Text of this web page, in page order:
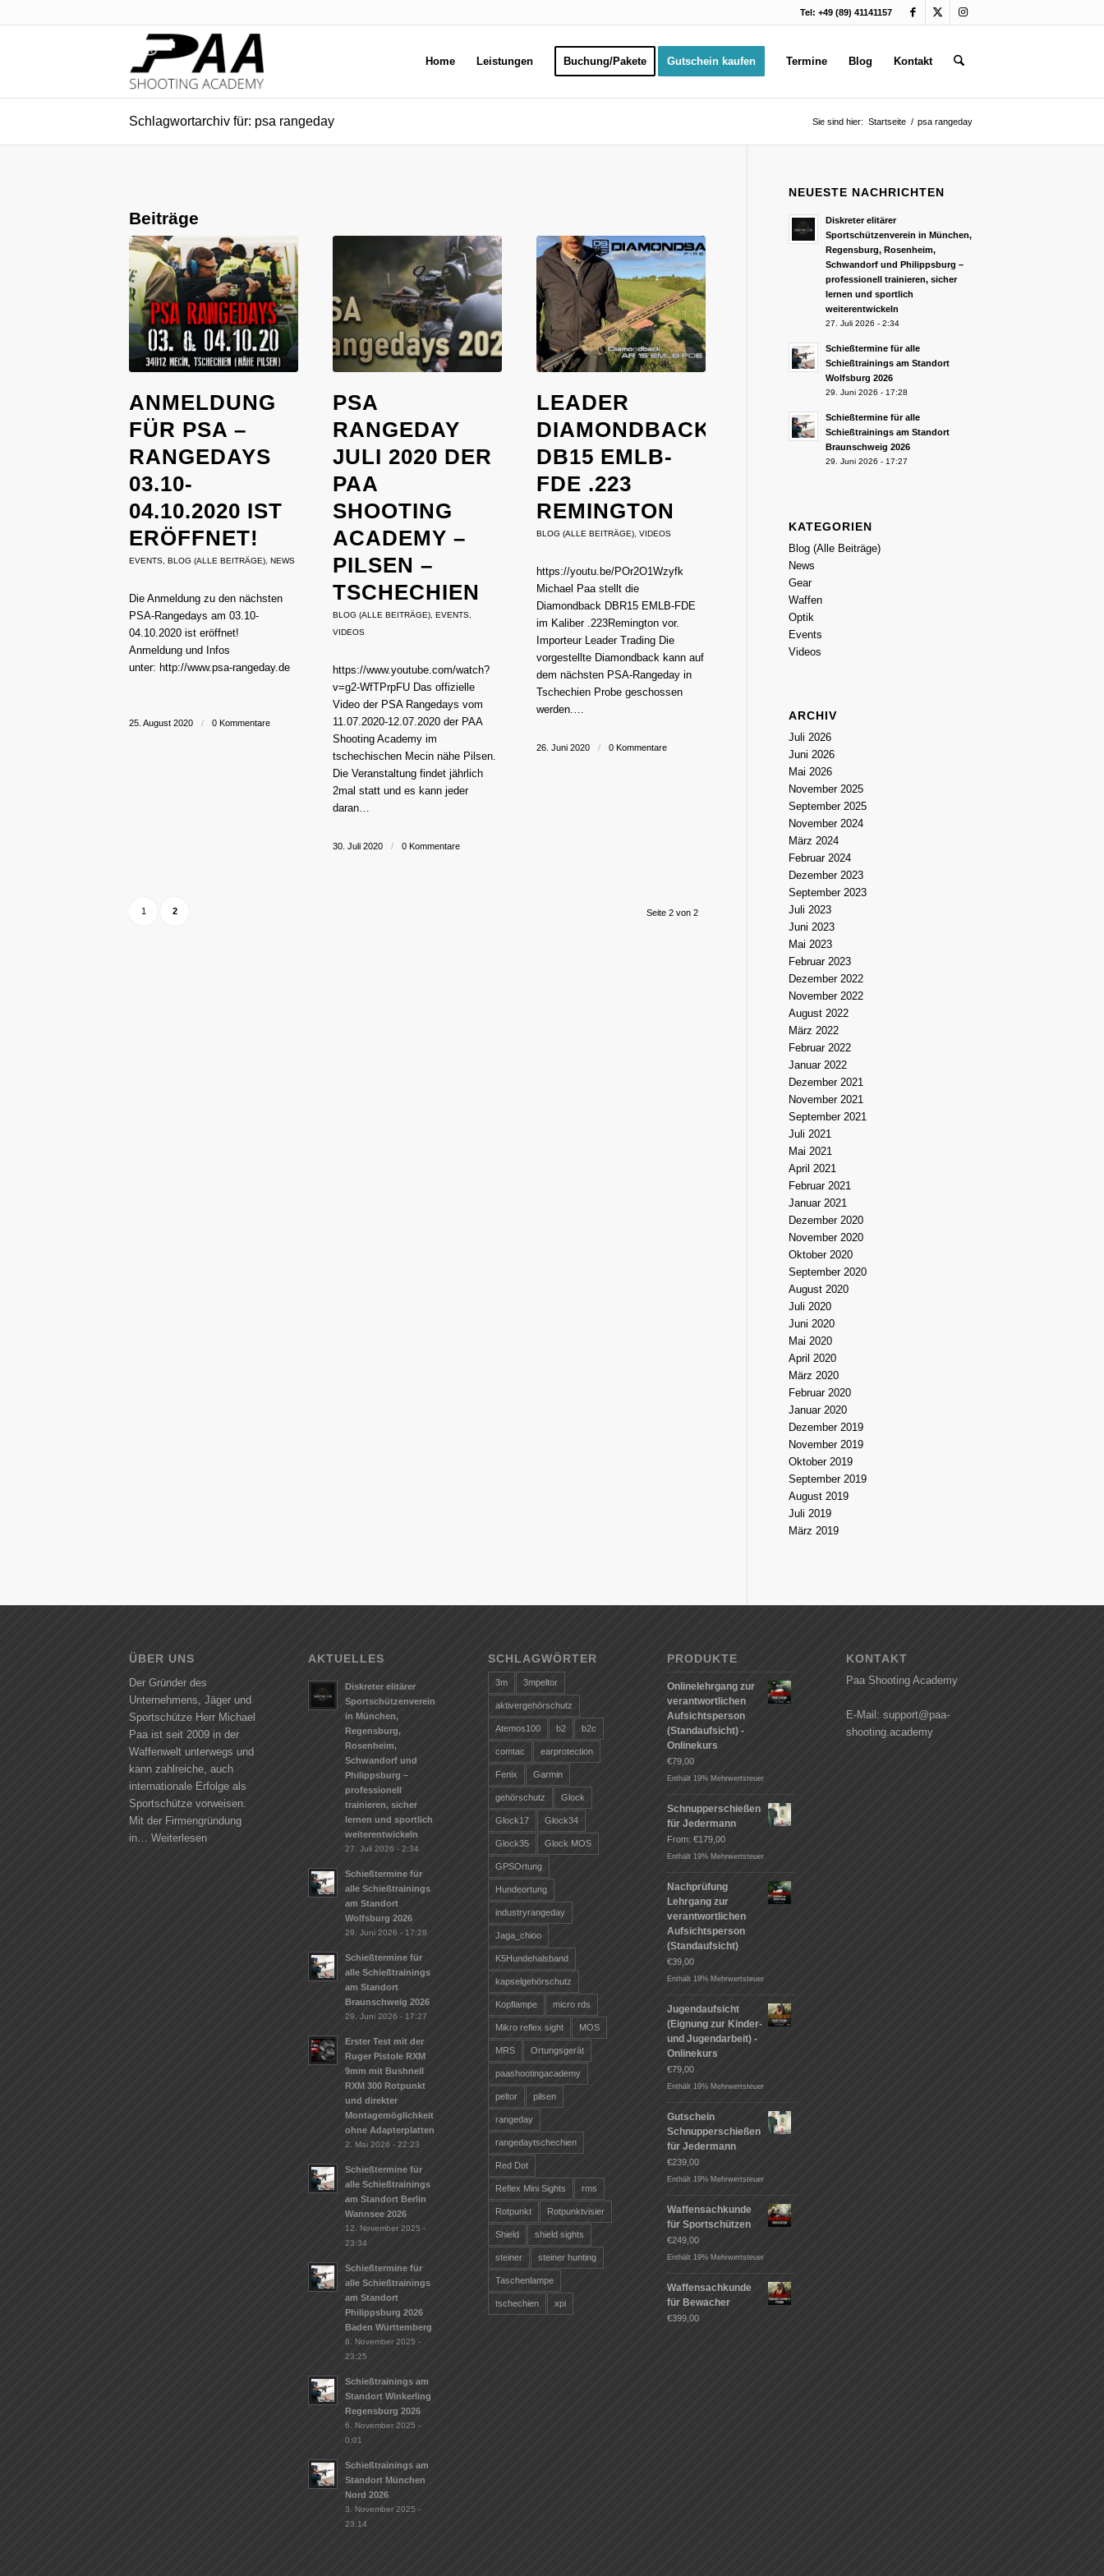
Tel: +49 (89) 41141157
Home Leistungen Buchung/Pakete Gutschein kaufen Termine Blog Kontakt
Schlagwortarchiv für: psa rangeday Sie sind hier: Startseite / psa rangeday
Beiträge
ANMELDUNG
FÜR PSA –
RANGEDAYS
03.10-
04.10.2020 IST
ERÖFFNET!
EVENTS, BLOG (ALLE BEITRÄGE), NEWS
Die Anmeldung zu den nächsten
PSA-Rangedays am 03.10-
04.10.2020 ist eröffnet!
Anmeldung und Infos
unter: http://www.psa-rangeday.de
25. August 2020 / 0 Kommentare
PSA
RANGEDAY
JULI 2020 DER
PAA
SHOOTING
ACADEMY –
PILSEN –
TSCHECHIEN
BLOG (ALLE BEITRÄGE), EVENTS,
VIDEOS
https://www.youtube.com/watch?
v=g2-WfTPrpFU Das offizielle
Video der PSA Rangedays vom
11.07.2020-12.07.2020 der PAA
Shooting Academy im
tschechischen Mecin nähe Pilsen.
Die Veranstaltung findet jährlich
2mal statt und es kann jeder
daran…
30. Juli 2020 / 0 Kommentare
LEADER
DIAMONDBACK
DB15 EMLB-
FDE .223
REMINGTON
BLOG (ALLE BEITRÄGE), VIDEOS
https://youtu.be/POr2O1Wzyfk
Michael Paa stellt die
Diamondback DBR15 EMLB-FDE
im Kaliber .223Remington vor.
Importeur Leader Trading Die
vorgestellte Diamondback kann auf
dem nächsten PSA-Rangeday in
Tschechien Probe geschossen
werden.…
26. Juni 2020 / 0 Kommentare
Seite 2 von 2
1 2
NEUESTE NACHRICHTEN
Diskreter elitärer
Sportschützenverein in München,
Regensburg, Rosenheim,
Schwandorf und Philippsburg –
professionell trainieren, sicher
lernen und sportlich
weiterentwickeln
27. Juli 2026 - 2:34
Schießtermine für alle
Schießtrainings am Standort
Wolfsburg 2026
29. Juni 2026 - 17:28
Schießtermine für alle
Schießtrainings am Standort
Braunschweig 2026
29. Juni 2026 - 17:27
KATEGORIEN
Blog (Alle Beiträge)
News
Gear
Waffen
Optik
Events
Videos
ARCHIV
Juli 2026
Juni 2026
Mai 2026
November 2025
September 2025
November 2024
März 2024
Februar 2024
Dezember 2023
September 2023
Juli 2023
Juni 2023
Mai 2023
Februar 2023
Dezember 2022
November 2022
August 2022
März 2022
Februar 2022
Januar 2022
Dezember 2021
November 2021
September 2021
Juli 2021
Mai 2021
April 2021
Februar 2021
Januar 2021
Dezember 2020
November 2020
Oktober 2020
September 2020
August 2020
Juli 2020
Juni 2020
Mai 2020
April 2020
März 2020
Februar 2020
Januar 2020
Dezember 2019
November 2019
Oktober 2019
September 2019
August 2019
Juli 2019
März 2019
ÜBER UNS
Der Gründer des
Unternehmens, Jäger und
Sportschütze Herr Michael
Paa ist seit 2009 in der
Waffenwelt unterwegs und
kann zahlreiche, auch
internationale Erfolge als
Sportschütze vorweisen.
Mit der Firmengründung
in… Weiterlesen
AKTUELLES
Diskreter elitärer
Sportschützenverein
in München,
Regensburg,
Rosenheim,
Schwandorf und
Philippsburg –
professionell
trainieren, sicher
lernen und sportlich
weiterentwickeln
27. Juli 2026 - 2:34
Schießtermine für
alle Schießtrainings
am Standort
Wolfsburg 2026
29. Juni 2026 - 17:28
Schießtermine für
alle Schießtrainings
am Standort
Braunschweig 2026
29. Juni 2026 - 17:27
Erster Test mit der
Ruger Pistole RXM
9mm mit Bushnell
RXM 300 Rotpunkt
und direkter
Montagemöglichkeit
ohne Adapterplatten
2. Mai 2026 - 22:23
Schießtermine für
alle Schießtrainings
am Standort Berlin
Wannsee 2026
12. November 2025 -
23:34
Schießtermine für
alle Schießtrainings
am Standort
Philippsburg 2026
Baden Württemberg
6. November 2025 -
23:25
Schießtrainings am
Standort Winkerling
Regensburg 2026
6. November 2025 -
0:01
Schießtrainings am
Standort München
Nord 2026
3. November 2025 -
23:14
SCHLAGWÖRTER
3m 3mpeltor
aktivergehörschutz
Atemos100 b2 b2c
comtac earprotection
Fenix Garmin
gehörschutz Glock
Glock17 Glock34
Glock35 Glock MOS
GPSOrtung
Hundeortung
industryrangeday
Jaga_chioo
K5Hundehalsband
kapselgehörschutz
Kopflampe micro rds
Mikro reflex sight MOS
MRS Ortungsgerät
paashootingacademy
peltor pilsen
rangeday
rangedaytschechien
Red Dot
Reflex Mini Sights rms
Rotpunkt Rotpunktvisier
Shield shield sights
steiner steiner hunting
Taschenlampe
tschechien xpi
PRODUKTE
Onlinelehrgang zur
verantwortlichen
Aufsichtsperson
(Standaufsicht) -
Onlinekurs
€79,00
Enthält 19% Mehrwertsteuer
Schnupperschießen
für Jedermann
From:€179,00
Enthält 19% Mehrwertsteuer
Nachprüfung
Lehrgang zur
verantwortlichen
Aufsichtsperson
(Standaufsicht)
€39,00
Enthält 19% Mehrwertsteuer
Jugendaufsicht
(Eignung zur Kinder-
und Jugendarbeit) -
Onlinekurs
€79,00
Enthält 19% Mehrwertsteuer
Gutschein
Schnupperschießen
für Jedermann
€239,00
Enthält 19% Mehrwertsteuer
Waffensachkunde
für Sportschützen
€249,00
Enthält 19% Mehrwertsteuer
Waffensachkunde
für Bewacher
€399,00
KONTAKT
Paa Shooting Academy
E-Mail: support@paa-
shooting.academy